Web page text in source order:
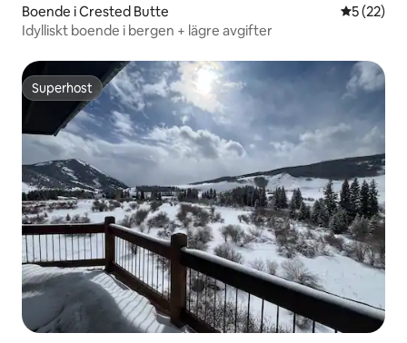
Boende i Crested Butte 5 av 5 i
5 (22)
Idylliskt boende i bergen + lägre avgifter
Superhost
Superhost